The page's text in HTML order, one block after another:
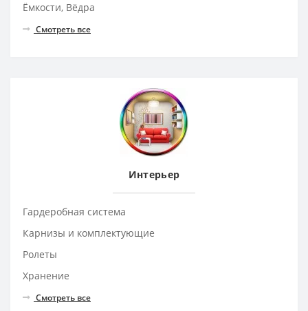
Ёмкости, Вёдра
Смотреть все
Интерьер
Гардеробная система
Карнизы и комплектующие
Ролеты
Хранение
Смотреть все